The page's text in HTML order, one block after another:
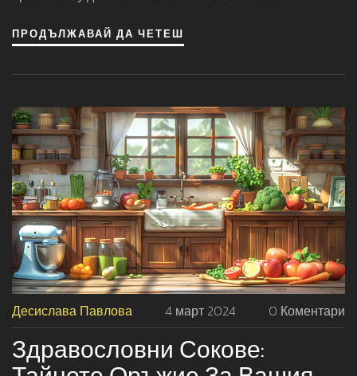
ПРОДЪЛЖАВАЙ ДА ЧЕТЕШ
Десислава Павлова 4 март 2024 0 Коментари
Здравословни Сокове: